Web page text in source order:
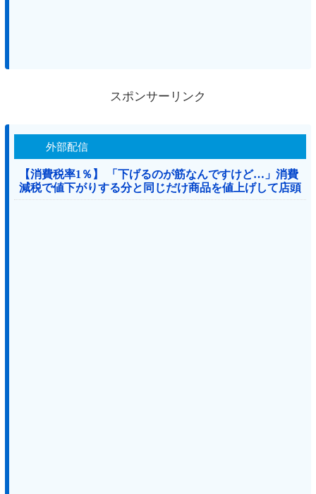
スポンサーリンク
外部配信
【消費税率1％】 「下げるのが筋なんですけど…」消費
減税で値下がりする分と同じだけ商品を値上げして店頭
価格を変えない店も